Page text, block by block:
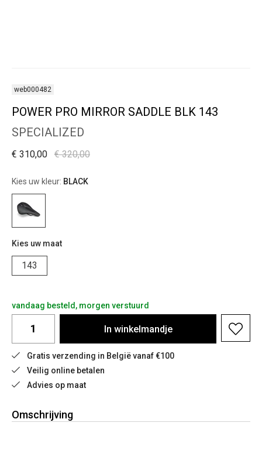
web000482
POWER PRO MIRROR SADDLE BLK 143
SPECIALIZED
€ 320,00
€ 310,00
Kies uw kleur: BLACK
Kies uw maat
143
vandaag besteld, morgen verstuurd
In winkelmandje
Gratis verzending in België vanaf €100
Veilig online betalen
Advies op maat
Omschrijving